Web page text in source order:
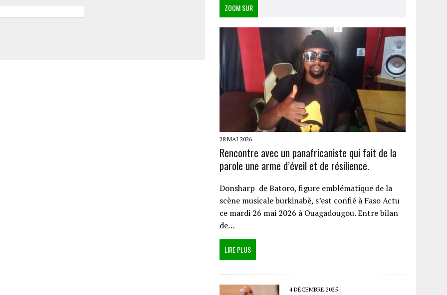
ZOOM SUR
28 MAI 2026
Rencontre avec un panafricaniste qui fait de la
parole une arme d’éveil et de résilience.
Donsharp de Batoro, figure emblématique de la
scène musicale burkinabè, s’est confié à Faso Actu
ce mardi 26 mai 2026 à Ouagadougou. Entre bilan
de…
LIRE PLUS
4 DÉCEMBRE 2025